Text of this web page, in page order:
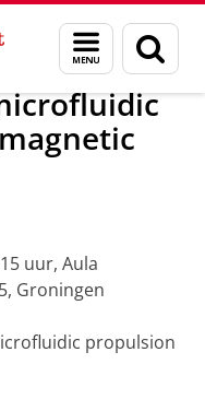
Menu
en
zoeken
uur, Aula
Groningen
propulsion